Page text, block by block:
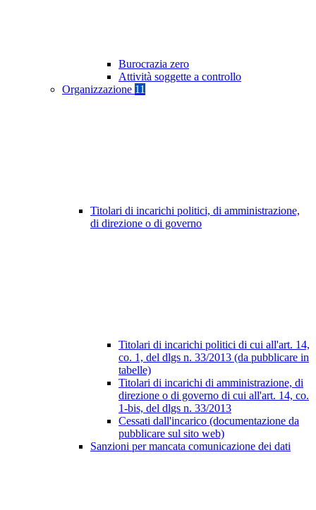
Burocrazia zero
Attività soggette a controllo
Organizzazione 11
Titolari di incarichi politici, di amministrazione,
di direzione o di governo
Titolari di incarichi politici di cui all'art. 14,
co. 1, del dlgs n. 33/2013 (da pubblicare in
tabelle)
Titolari di incarichi di amministrazione, di
direzione o di governo di cui all'art. 14, co.
1-bis, del dlgs n. 33/2013
Cessati dall'incarico (documentazione da
pubblicare sul sito web)
Sanzioni per mancata comunicazione dei dati